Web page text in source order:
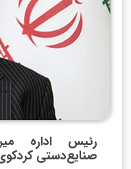
رئیس اداره
صنایع‌دستی